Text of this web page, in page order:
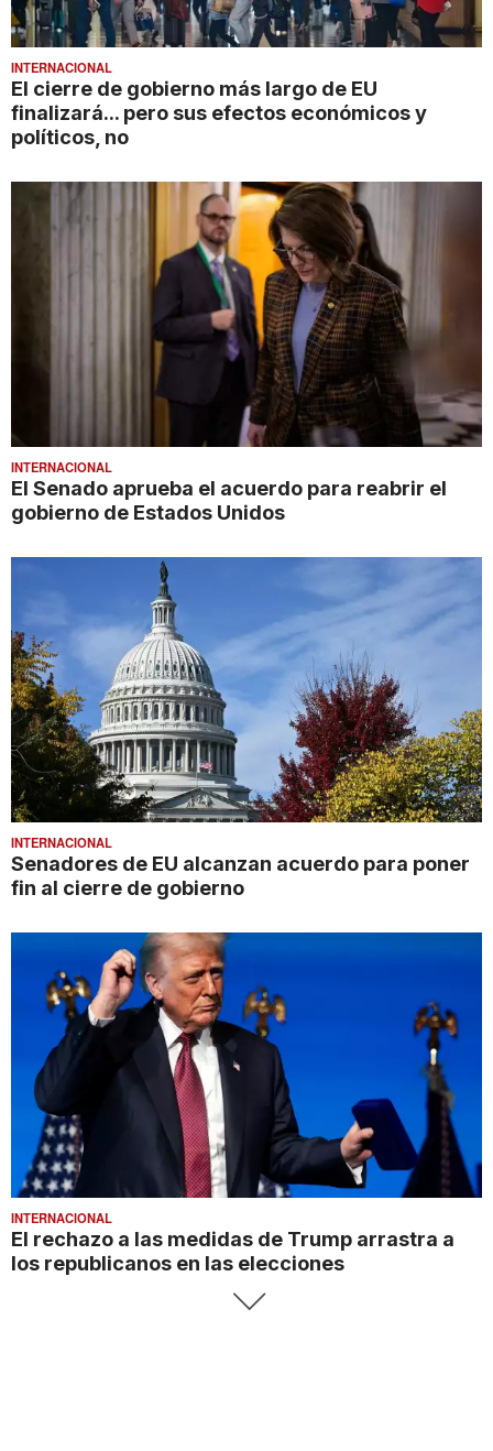
INTERNACIONAL
El cierre de gobierno más largo de EU
finalizará... pero sus efectos económicos y
políticos, no
INTERNACIONAL
El Senado aprueba el acuerdo para reabrir el
gobierno de Estados Unidos
INTERNACIONAL
Senadores de EU alcanzan acuerdo para poner
fin al cierre de gobierno
INTERNACIONAL
El rechazo a las medidas de Trump arrastra a
los republicanos en las elecciones